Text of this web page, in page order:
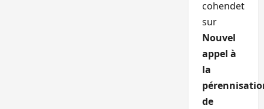
cohendet
sur
Nouvel
appel à
la
de